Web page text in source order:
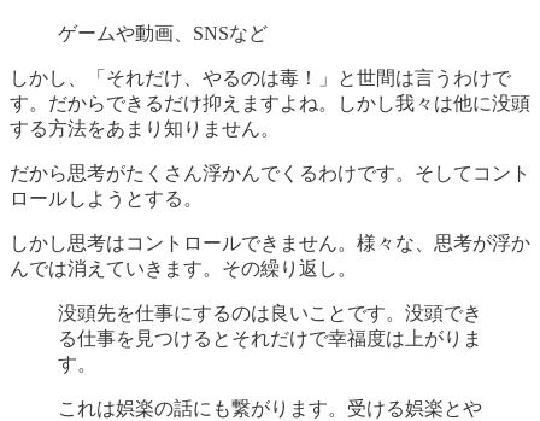
ゲームや動画、SNSなど
しかし、「それだけ、やるのは毒！」と世間は言うわけで
す。だからできるだけ抑えますよね。しかし我々は他に没頭
する方法をあまり知りません。
だから思考がたくさん浮かんでくるわけです。そしてコント
ロールしようとする。
しかし思考はコントロールできません。様々な、思考が浮か
んでは消えていきます。その繰り返し。
没頭先を仕事にするのは良いことです。没頭でき
る仕事を見つけるとそれだけで幸福度は上がりま
す。
これは娯楽の話にも繋がります。受ける娯楽とや